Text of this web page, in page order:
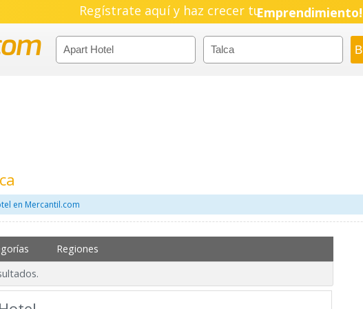
Regístrate aquí y haz crecer tuPyme!
Emprendimiento!
en Mercantil.com
Regiones